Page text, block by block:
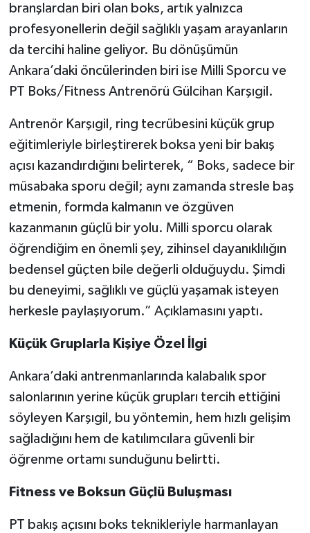
branşlardan biri olan boks, artık yalnızca
profesyonellerin değil sağlıklı yaşam arayanların
da tercihi haline geliyor. Bu dönüşümün
Ankara’daki öncülerinden biri ise Milli Sporcu ve
PT Boks/Fitness Antrenörü Gülcihan Karşıgil.
Antrenör Karşıgil, ring tecrübesini küçük grup
eğitimleriyle birleştirerek boksa yeni bir bakış
açısı kazandırdığını belirterek, “ Boks, sadece bir
müsabaka sporu değil; aynı zamanda stresle baş
etmenin, formda kalmanın ve özgüven
kazanmanın güçlü bir yolu. Milli sporcu olarak
öğrendiğim en önemli şey, zihinsel dayanıklılığın
bedensel güçten bile değerli olduğuydu. Şimdi
bu deneyimi, sağlıklı ve güçlü yaşamak isteyen
herkesle paylaşıyorum.” Açıklamasını yaptı.
Küçük Gruplarla Kişiye Özel İlgi
Ankara’daki antrenmanlarında kalabalık spor
salonlarının yerine küçük grupları tercih ettiğini
söyleyen Karşıgil, bu yöntemin, hem hızlı gelişim
sağladığını hem de katılımcılara güvenli bir
öğrenme ortamı sunduğunu belirtti.
Fitness ve Boksun Güçlü Buluşması
PT bakış açısını boks teknikleriyle harmanlayan